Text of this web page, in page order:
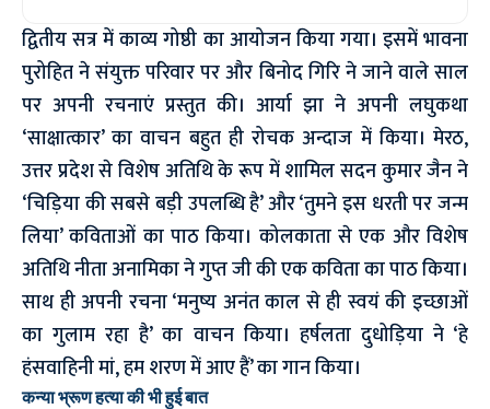
द्वितीय सत्र में काव्य गोष्ठी का आयोजन किया गया। इसमें भावना
पुरोहित ने संयुक्त परिवार पर और बिनोद गिरि ने जाने वाले साल
पर अपनी रचनाएं प्रस्तुत की। आर्या झा ने अपनी लघुकथा
‘साक्षात्कार’ का वाचन बहुत ही रोचक अन्दाज में किया। मेरठ,
उत्तर प्रदेश से विशेष अतिथि के रूप में शामिल सदन कुमार जैन ने
‘चिड़िया की सबसे बड़ी उपलब्धि है’ और ‘तुमने इस धरती पर जन्म
लिया’ कविताओं का पाठ किया। कोलकाता से एक और विशेष
अतिथि नीता अनामिका ने गुप्त जी की एक कविता का पाठ किया।
साथ ही अपनी रचना ‘मनुष्य अनंत काल से ही स्वयं की इच्छाओं
का गुलाम रहा है’ का वाचन किया। हर्षलता दुधोड़िया ने ‘हे
हंसवाहिनी मां, हम शरण में आए हैं’ का गान किया।
कन्या भ्रूण हत्या की भी हुई बात